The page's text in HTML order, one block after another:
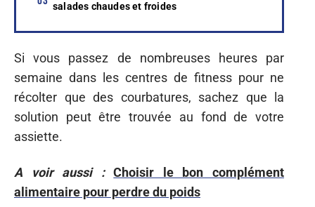
salades chaudes et froides
Si vous passez de nombreuses heures par
semaine dans les centres de fitness pour ne
récolter que des courbatures, sachez que la
solution peut être trouvée au fond de votre
assiette.
A voir aussi : Choisir le bon complément
alimentaire pour perdre du poids